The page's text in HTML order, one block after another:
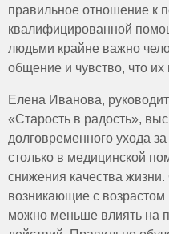
правильное отношение к
квалифицированной
людьми крайне важно
общение и чувство, что их
Елена Иванова,
«Старость в радость»,
долговременного ухода
столько в медицинской
снижения качества
возникающие с
можно меньше влиять на